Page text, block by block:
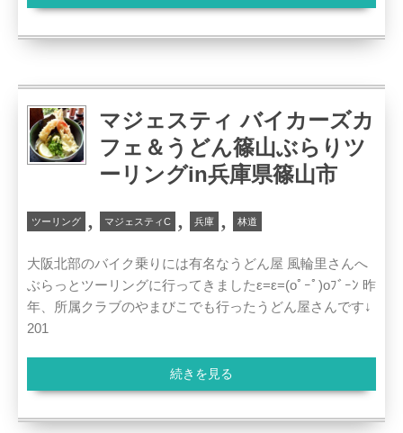
マジェスティ バイカーズカ
フェ＆うどん篠山ぶらりツ
ーリングin兵庫県篠山市
ツーリング , マジェスティC , 兵庫 , 林道
大阪北部のバイク乗りには有名なうどん屋 風輪里さんへ
ぶらっとツーリングに行ってきましたε=ε=(oﾟｰﾟ)oﾌﾞｰﾝ 昨
年、所属クラブのやまびこでも行ったうどん屋さんです↓
201
続きを見る